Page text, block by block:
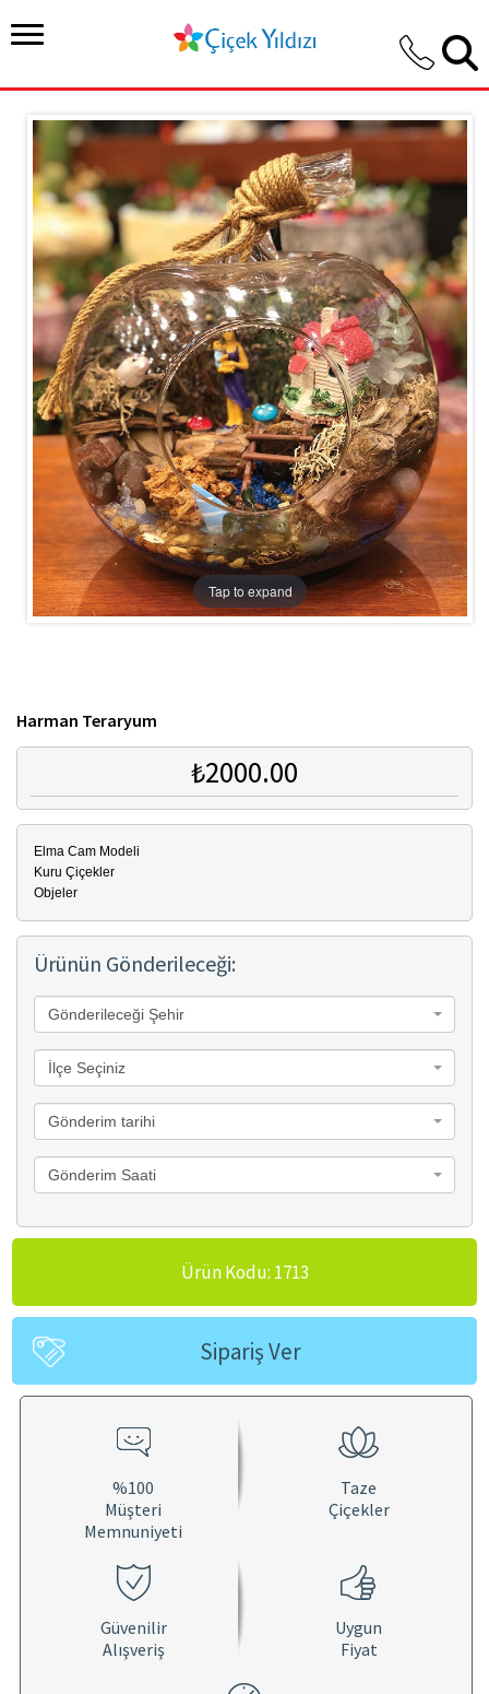
Tap to expand
Harman Teraryum
₺2000.00
Elma Cam Modeli
Kuru Çiçekler
Objeler
Ürünün Gönderileceği:
Gönderileceği Şehir
İlçe Seçiniz
Gönderim tarihi
Gönderim Saati
Ürün Kodu: 1713
Sipariş Ver
%100
Müşteri
Memnuniyeti
Taze
Çiçekler
Güvenilir
Alışveriş
Uygun
Fiyat